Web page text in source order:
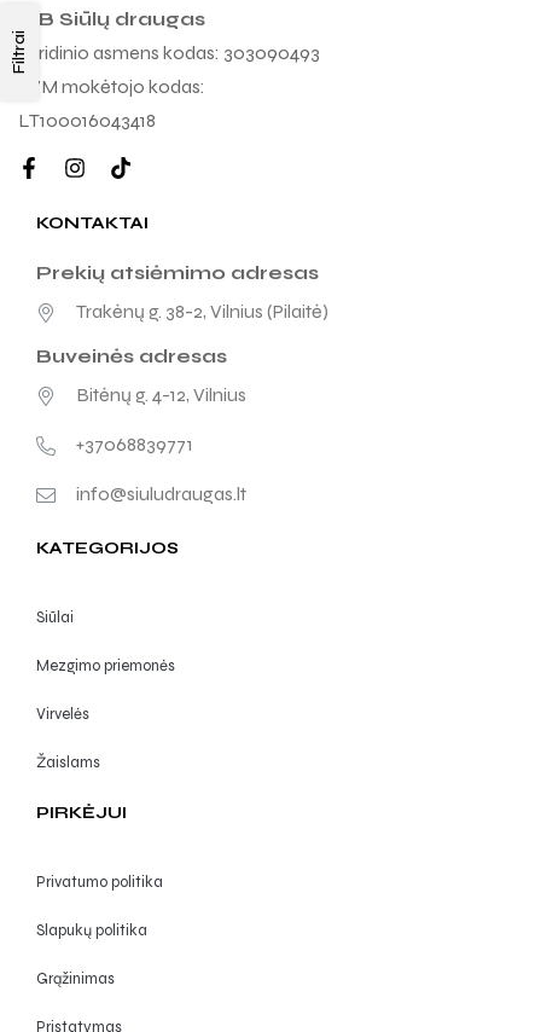
Filtrai
MB Siūlų draugas
Juridinio asmens kodas: 303090493
PVM mokėtojo kodas:
LT100016043418
KONTAKTAI
Prekių atsiėmimo adresas
Trakėnų g. 38-2, Vilnius (Pilaitė)
Buveinės adresas
Bitėnų g. 4-12, Vilnius
+37068839771
info@siuludraugas.lt
KATEGORIJOS
Siūlai
Mezgimo priemonės
Virvelės
Žaislams
PIRKĖJUI
Privatumo politika
Slapukų politika
Grąžinimas
Pristatymas